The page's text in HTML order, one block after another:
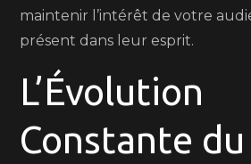
maintenir l’intérêt de votre
présent dans leur esprit.
L’Évolution
Constante du